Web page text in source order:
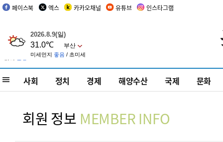
페이스북 엑스 카카오채널 유튜브 인스타그램
사회 정치 경제 해양수산 국제 문화
회원 정보 MEMBER INFO